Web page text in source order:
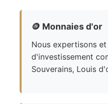
🪙 Monnaies d'or
Nous expertisons
d'investissement
Souverains, Louis